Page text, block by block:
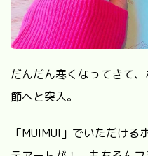
だんだん寒くなってきて
節へと突入。
「MUIMUI」でいただけ